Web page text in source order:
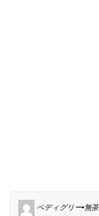
ペディグリー•無茶